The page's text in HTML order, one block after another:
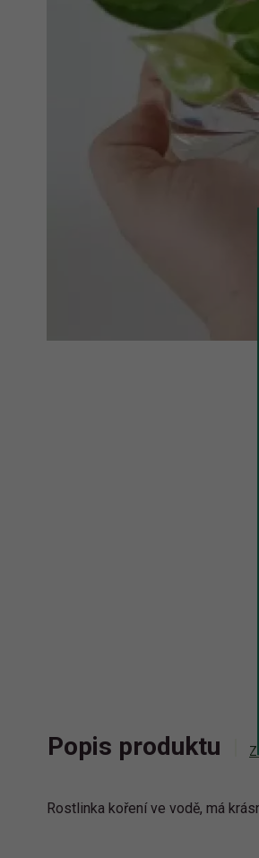
Popis produktu
Rostlinka koření ve vodě, má